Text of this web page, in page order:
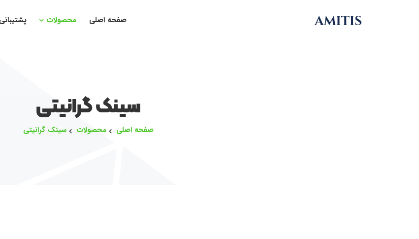
صفحه اصلی محصولات پشتیبانی
سینک گرانیتی
صفحه اصلی محصولات سینک گرانیتی